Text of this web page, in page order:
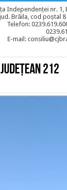
Independenței nr. 1,
jud. Brăila, cod poștal
Telefon:
E-mail:
212